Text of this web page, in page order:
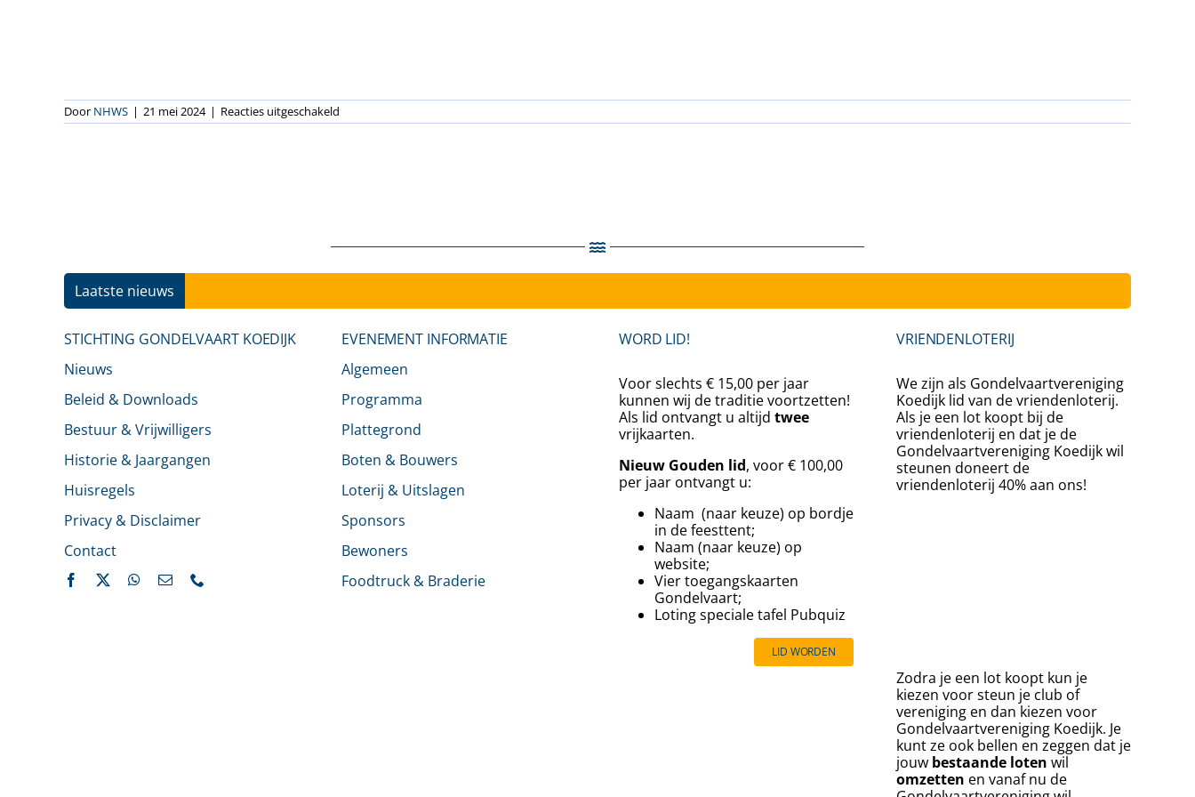
Door NHWS | 21 mei 2024 | Reacties uitgeschakeld
De
Laatste nieuws
STICHTING GONDELVAART KOEDIJK
Nieuws
Beleid & Downloads
Bestuur & Vrijwilligers
Historie & Jaargangen
Huisregels
Privacy & Disclaimer
Contact
EVENEMENT INFORMATIE
Algemeen
Programma
Plattegrond
Boten & Bouwers
Loterij & Uitslagen
Sponsors
Bewoners
Foodtruck & Braderie
WORD LID!
Voor slechts € 15,00 per jaar
kunnen wij de traditie voortzetten!
Als lid ontvangt u altijd twee
vrijkaarten.
Nieuw Gouden lid, voor € 100,00
per jaar ontvangt u:
Naam (naar keuze) op bordje
in de feesttent;
Naam (naar keuze) op
website;
Vier toegangskaarten
Gondelvaart;
⁠⁠Loting speciale tafel Pubquiz
LID WORDEN
VRIENDENLOTERIJ
We zijn als Gondelvaartvereniging
Koedijk lid van de vriendenloterij.
Als je een lot koopt bij de
vriendenloterij en dat je de
Gondelvaartvereniging Koedijk wil
steunen doneert de
vriendenloterij 40% aan ons!
Zodra je een lot koopt kun je
kiezen voor steun je club of
vereniging en dan kiezen voor
Gondelvaartvereniging Koedijk. Je
kunt ze ook bellen en zeggen dat je
jouw bestaande loten wil
omzetten en vanaf nu de